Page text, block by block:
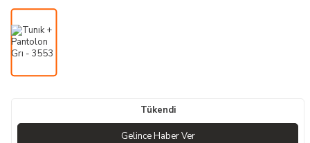
Tükendi
Gelince Haber Ver